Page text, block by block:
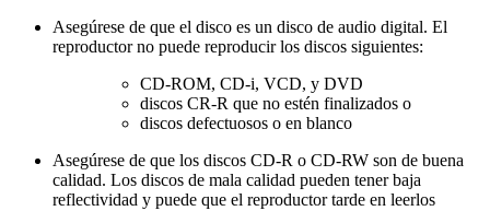
Asegúrese de que el disco es un disco de audio digital. El
reproductor no puede reproducir los discos siguientes:
CD-ROM, CD-i, VCD, y DVD
discos CR-R que no estén finalizados o
discos defectuosos o en blanco
Asegúrese de que los discos CD-R o CD-RW son de buena
calidad. Los discos de mala calidad pueden tener baja
reflectividad y puede que el reproductor tarde en leerlos